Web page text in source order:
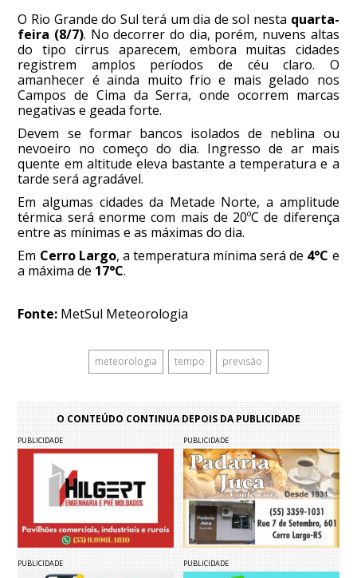
O Rio Grande do Sul terá um dia de sol nesta quarta-
feira (8/7). No decorrer do dia, porém, nuvens altas
do tipo cirrus aparecem, embora muitas cidades
registrem amplos períodos de céu claro. O
amanhecer é ainda muito frio e mais gelado nos
Campos de Cima da Serra, onde ocorrem marcas
negativas e geada forte.
Devem se formar bancos isolados de neblina ou
nevoeiro no começo do dia. Ingresso de ar mais
quente em altitude eleva bastante a temperatura e a
tarde será agradável.
Em algumas cidades da Metade Norte, a amplitude
térmica será enorme com mais de 20ºC de diferença
entre as mínimas e as máximas do dia.
Em Cerro Largo, a temperatura mínima será de 4°C e
a máxima de 17°C.
Fonte: MetSul Meteorologia
meteorologia tempo previsão
O CONTEÚDO CONTINUA DEPOIS DA PUBLICIDADE
PUBLICIDADE PUBLICIDADE
PUBLICIDADE PUBLICIDADE